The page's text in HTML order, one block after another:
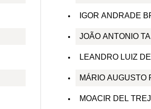
IGOR ANDRADE
JOÃO ANTONIO
LEANDRO LUIZ
MÁRIO AUGUSTO
MOACIR DEL